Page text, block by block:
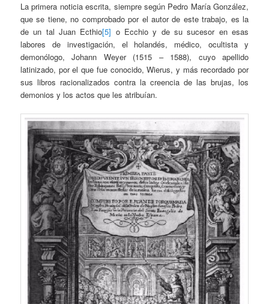
La primera noticia escrita, siempre según Pedro María González,
que se tiene, no comprobado por el autor de este trabajo, es la
de un tal Juan Ecthio[5] o Ecchio y de su sucesor en esas
labores de investigación, el holandés, médico, ocultista y
demonólogo, Johann Weyer (1515 – 1588), cuyo apellido
latinizado, por el que fue conocido, Wierus, y más recordado por
sus libros racionalizados contra la creencia de las brujas, los
demonios y los actos que les atribuían.